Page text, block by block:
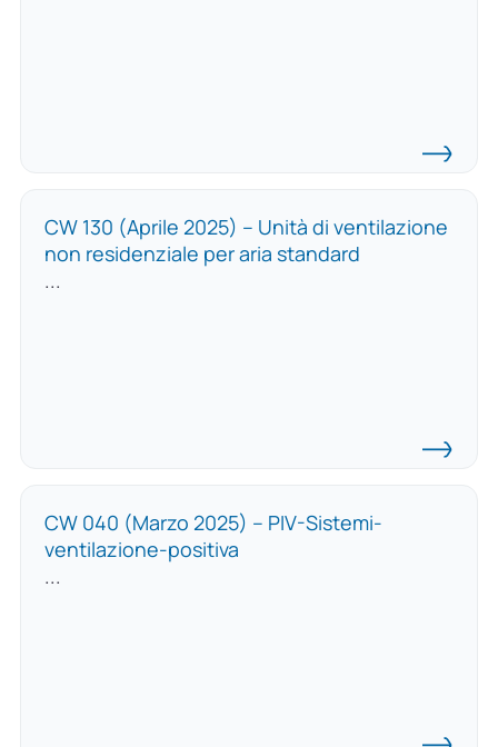
CW 130 (Aprile 2025) – Unità di ventilazione
non residenziale per aria standard
...
CW 040 (Marzo 2025) – PIV-Sistemi-
ventilazione-positiva
...